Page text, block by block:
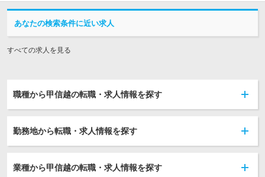
あなたの検索条件に近い求人
すべての求人を見る
職種から甲信越の転職・求人情報を探す
勤務地から転職・求人情報を探す
業種から甲信越の転職・求人情報を探す